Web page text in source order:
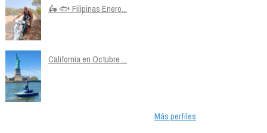
🛵 🐟 Filipinas Enero...
California en Octubre ...
Más perfiles